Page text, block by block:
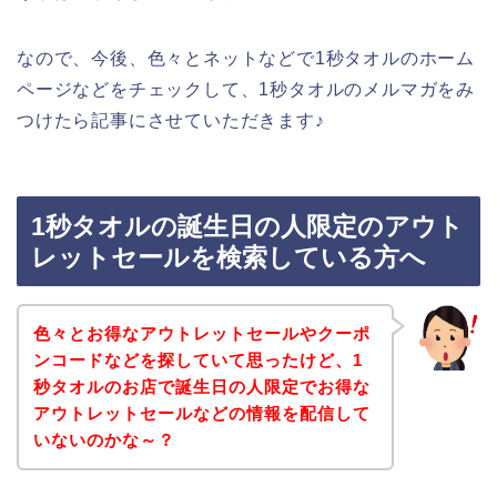
なので、今後、色々とネットなどで1秒タオルのホーム
ページなどをチェックして、1秒タオルのメルマガをみ
つけたら記事にさせていただきます♪
1秒タオルの誕生日の人限定のアウト
レットセールを検索している方へ
色々とお得なアウトレットセールやクーポ
ンコードなどを探していて思ったけど、1
秒タオルのお店で誕生日の人限定でお得な
アウトレットセールなどの情報を配信して
いないのかな～？